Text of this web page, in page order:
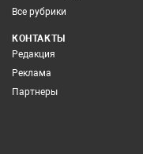
Все рубрики
КОНТАКТЫ
Редакция
Реклама
Партнеры